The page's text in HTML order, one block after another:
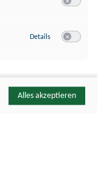
Details zu YouTube
Alles akzeptieren